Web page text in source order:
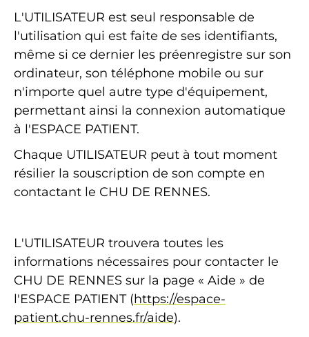
L'UTILISATEUR est seul responsable de
l'utilisation qui est faite de ses identifiants,
même si ce dernier les préenregistre sur son
ordinateur, son téléphone mobile ou sur
n'importe quel autre type d'équipement,
permettant ainsi la connexion automatique
à l'ESPACE PATIENT.
Chaque UTILISATEUR peut à tout moment
résilier la souscription de son compte en
contactant le CHU DE RENNES.
L'UTILISATEUR trouvera toutes les
informations nécessaires pour contacter le
CHU DE RENNES sur la page « Aide » de
l'ESPACE PATIENT (https://espace-
patient.chu-rennes.fr/aide).